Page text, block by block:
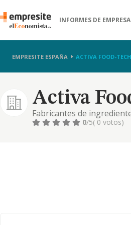
INFORMES DE
EMPRESITE ESPAÑA ACTIVA FOOD-TECH
Activa
Fabricantes de
0/5( 0 votos)